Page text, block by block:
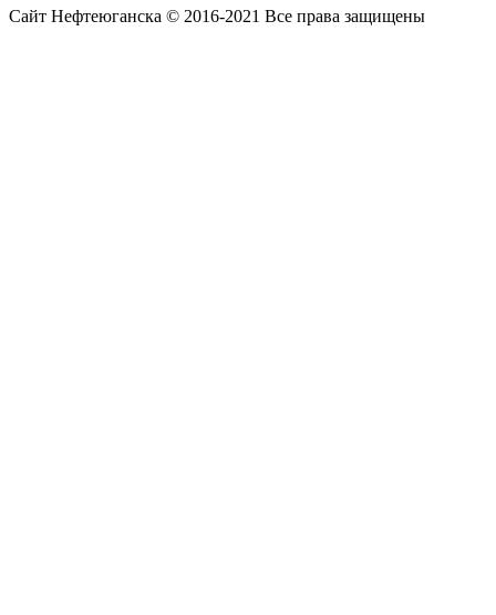
Сайт Нефтеюганска © 2016-2021 Все права защищены